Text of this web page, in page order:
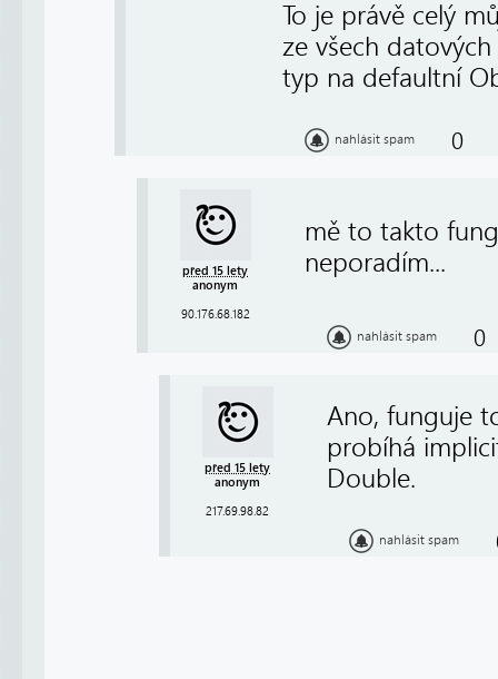
To je právě celý
ze všech
typ na defaultní
nahlásit spam 0
před 15 lety
anonym
90.176.68.182
mě to takto
neporadím...
nahlásit spam 0
před 15 lety
anonym
217.69.98.82
Ano, funguje
probíhá
Double.
nahlásit spam